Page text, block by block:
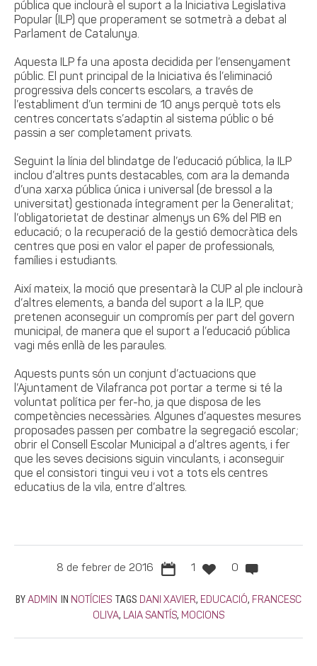
pública que inclourà el suport a la Iniciativa Legislativa
Popular (ILP) que properament se sotmetrà a debat al
Parlament de Catalunya.
Aquesta ILP fa una aposta decidida per l’ensenyament
públic. El punt principal de la Iniciativa és l’eliminació
progressiva dels concerts escolars, a través de
l’establiment d’un termini de 10 anys perquè tots els
centres concertats s’adaptin al sistema públic o bé
passin a ser completament privats.
Seguint la línia del blindatge de l’educació pública, la ILP
inclou d’altres punts destacables, com ara la demanda
d’una xarxa pública única i universal (de bressol a la
universitat) gestionada íntegrament per la Generalitat;
l’obligatorietat de destinar almenys un 6% del PIB en
educació; o la recuperació de la gestió democràtica dels
centres que posi en valor el paper de professionals,
famílies i estudiants.
Així mateix, la moció que presentarà la CUP al ple inclourà
d’altres elements, a banda del suport a la ILP, que
pretenen aconseguir un compromís per part del govern
municipal, de manera que el suport a l’educació pública
vagi més enllà de les paraules.
Aquests punts són un conjunt d’actuacions que
l’Ajuntament de Vilafranca pot portar a terme si té la
voluntat política per fer-ho, ja que disposa de les
competències necessàries. Algunes d’aquestes mesures
proposades passen per combatre la segregació escolar;
obrir el Consell Escolar Municipal a d’altres agents, i fer
que les seves decisions siguin vinculants, i aconseguir
que el consistori tingui veu i vot a tots els centres
educatius de la vila, entre d’altres.
8 de febrer de 2016 1 0
BY ADMIN IN NOTÍCIES TAGS DANI XAVIER, EDUCACIÓ, FRANCESC
OLIVA, LAIA SANTÍS, MOCIONS